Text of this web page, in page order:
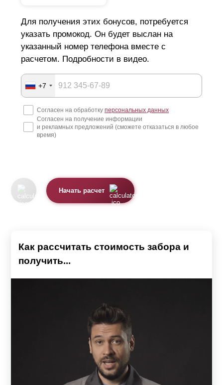
Для получения этих бонусов, потребуется
указать промокод. Он будет выслан на
указанный номер телефона вместе с
расчетом. Подробности в видео.
+7
Согласен на обработку персональных данных
Согласен на получение информации
и рекламных предложений (сможете отказаться в любое
время)
Начать расчет
Как рассчитать стоимость забора и
получить...